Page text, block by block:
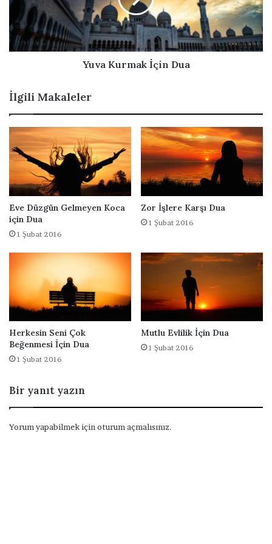
z
i
D
r
m
a
ç
i
n
D
a
Yuva Kurmak İçin Dua
İlgili Makaleler
Eve Düzgün Gelmeyen Koca
için Dua
1 Şubat 2016
Zor İşlere Karşı Dua
1 Şubat 2016
Herkesin Seni Çok
Beğenmesi İçin Dua
1 Şubat 2016
Mutlu Evlilik İçin Dua
1 Şubat 2016
Bir yanıt yazın
Yorum yapabilmek için oturum açmalısınız.